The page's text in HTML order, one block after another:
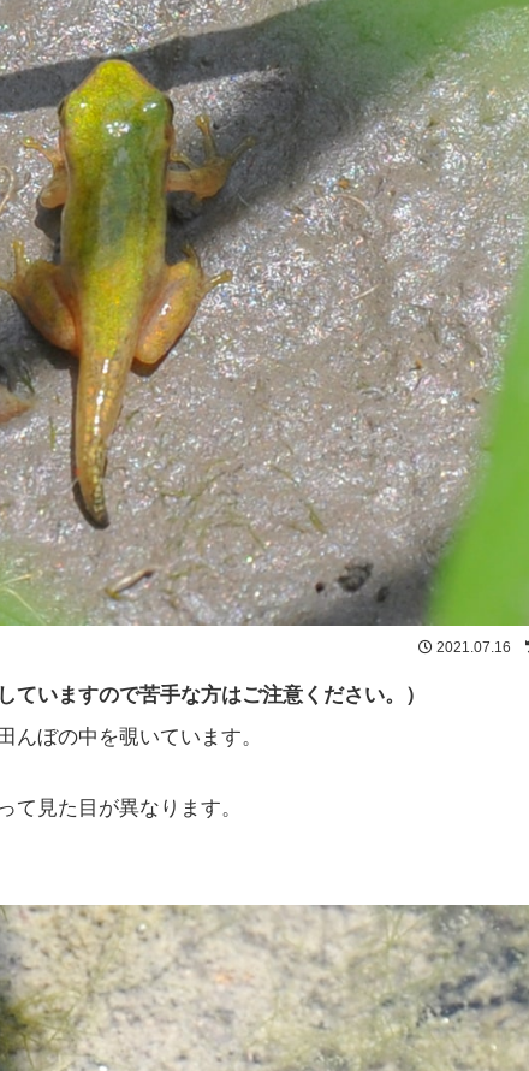
2021.07.16
ていますので苦手な方はご注意ください。）
んぼの中を覗いています。
て見た目が異なります。